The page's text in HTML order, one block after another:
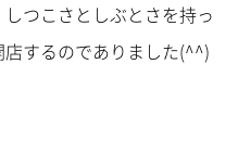
つこさとしぶとさを持っ
するのでありました(^^)